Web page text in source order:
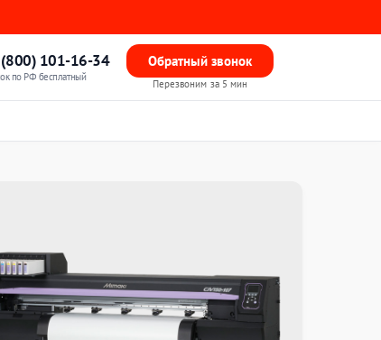
101-16-34
по РФ бесплатный
Обратный звонок
Перезвоним за 5 мин